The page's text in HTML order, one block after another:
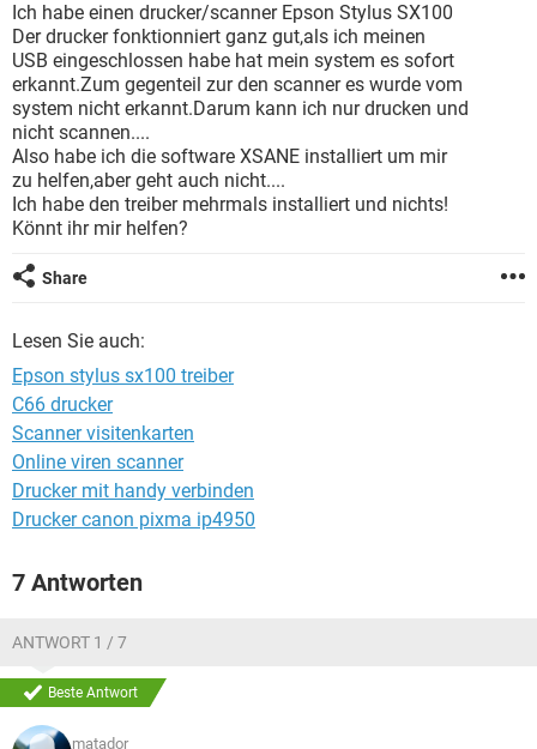
WHATSAPP TIKTOK
FACEBOOK HARDWARE
WINDOWS 10 INSTAGRAM
WHATSAPP TIKTOK
FACEBOOK HARDWARE
Ich habe einen drucker/scanner Epson Stylus SX100
Der drucker fonktionniert ganz gut,als ich meinen
USB eingeschlossen habe hat mein system es sofort
erkannt.Zum gegenteil zur den scanner es wurde vom
system nicht erkannt.Darum kann ich nur drucken und
nicht scannen....
Also habe ich die software XSANE installiert um mir
zu helfen,aber geht auch nicht....
Ich habe den treiber mehrmals installiert und nichts!
Könnt ihr mir helfen?
Share
Lesen Sie auch:
Epson stylus sx100 treiber
C66 drucker
Scanner visitenkarten
Online viren scanner
Drucker mit handy verbinden
Drucker canon pixma ip4950
7 Antworten
ANTWORT 1 / 7
Beste Antwort
matador